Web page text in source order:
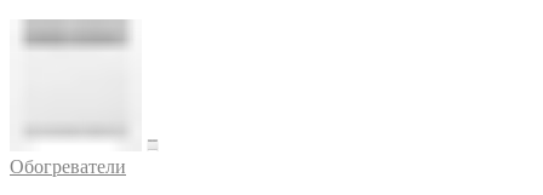
Обогреватели